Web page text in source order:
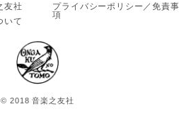
友社
いて
プライバシーポリシー／免責事
項
© 2018 音楽之友社